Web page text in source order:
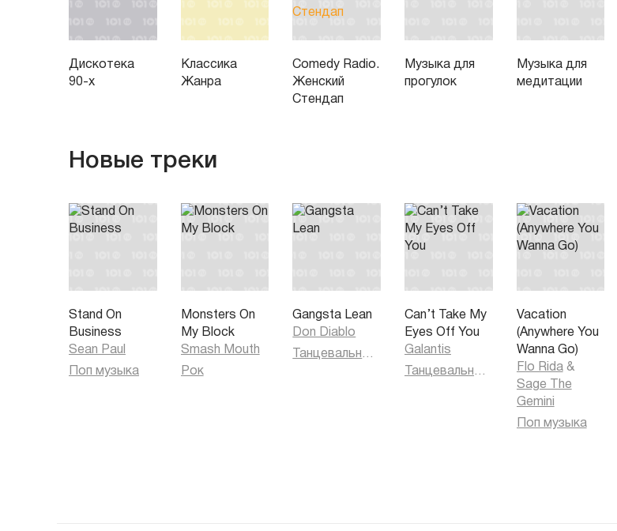
Дискотека
90-х
Классика
Жанра
Comedy Radio.
Женский
Стендап
Музыка для
прогулок
Музыка для
медитации
Новые треки
Stand On
Business
Sean Paul
Поп музыка
Monsters On
My Block
Smash Mouth
Рок
Gangsta Lean
Don Diablo
Can’t Take My
Eyes Off You
Galantis
Vacation
(Anywhere You
Wanna Go)
Flo Rida &
Sage The
Gemini
Поп музыка